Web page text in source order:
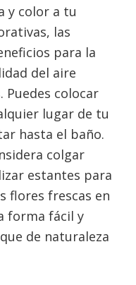
y color a tu
las
para la
del aire
colocar
lugar de tu
hasta el baño.
colgar
estantes para
flores frescas en
forma fácil y
de naturaleza